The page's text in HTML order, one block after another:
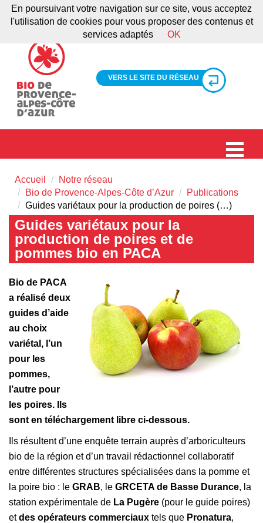
VERS LE SITE DU RÉSEAU
Accueil
Notre réseau
Bio de Provence-Alpes-Côte d’Azur
Publications
Guides variétaux pour la production de poires (…)
Guides variétaux pour la
production de poires et de
pommes bio en PACA
Bio de PACA
a réalisé deux
guides d’aide
au choix
variétal, l’un
pour les
pommes,
l’autre pour
les poires. Ils
sont en téléchargement libre ci-dessous.
Ils résultent d’une enquête terrain auprès d’arboriculteurs
bio de la région et d’un travail rédactionnel collaboratif
entre différentes structures spécialisées dans la pomme et
la poire bio : le GRAB, le GRCETA de Basse Durance, la
station expérimentale de La Pugère (pour le guide poires)
etdes opérateurs commerciaux tels que Pronatura,
En poursuivant votre navigation sur ce site, vous acceptez
l'utilisation de cookies pour vous proposer des contenus et
services adaptés
OK